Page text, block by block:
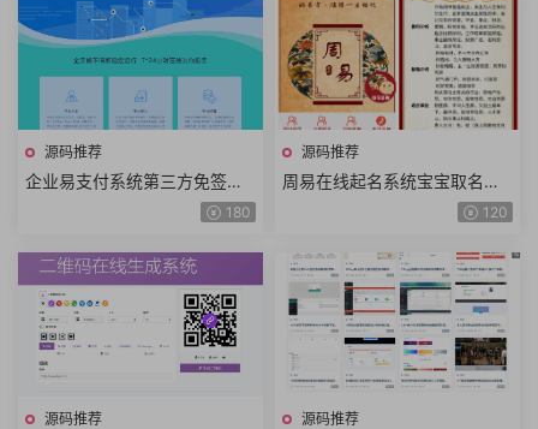
源码推荐
企业易支付系统第三方免签约
支付第四方聚合支付支付宝微
信支付QQ支付官方接口多通道
支付+手机端
180
源码推荐
周易在线起名系统宝宝取名成
人改名易经取名命理算法在线
付费起名程序五行八字起名源
码
120
源码推荐 源码推荐